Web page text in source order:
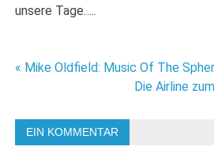
unsere Tage…..
Beitragsnavigation
« Mike Oldfield: Music Of The
Die Airline
EIN KOMMENTAR